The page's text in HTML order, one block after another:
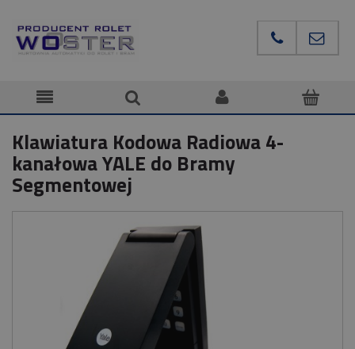
Klawiatura Kodowa Radiowa 4-
kanałowa YALE do Bramy
Segmentowej